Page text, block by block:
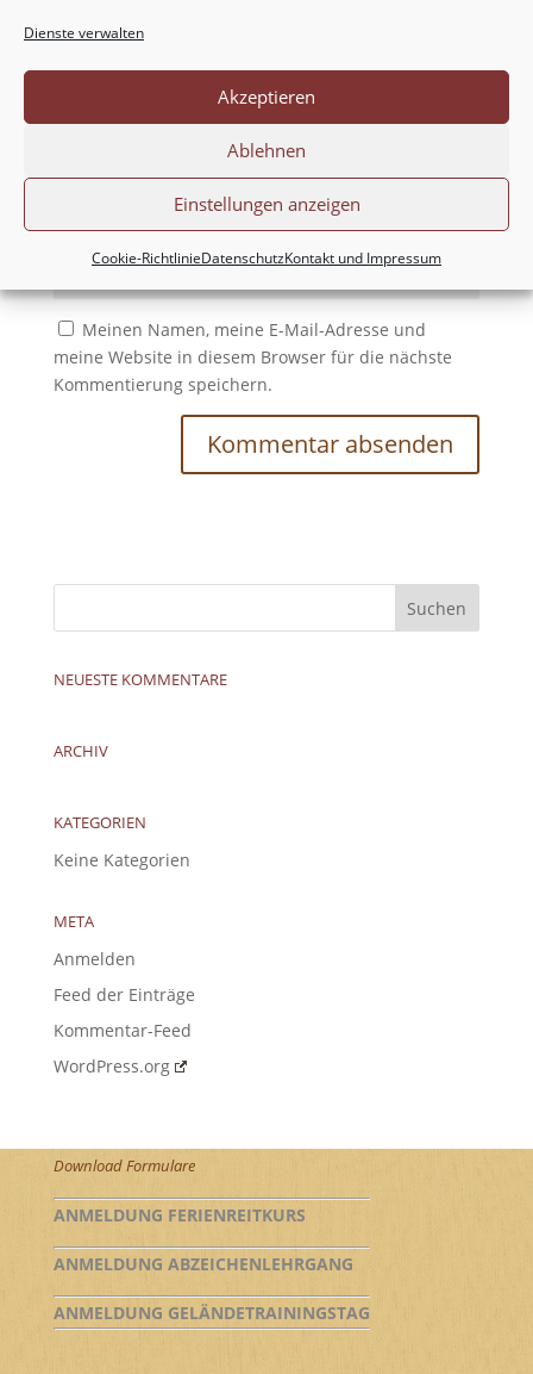
Dienste verwalten
Akzeptieren
Ablehnen
Einstellungen anzeigen
Cookie-RichtlinieDatenschutzKontakt und Impressum
Meinen Namen, meine E-Mail-Adresse und
meine Website in diesem Browser für die nächste
Kommentierung speichern.
NEUESTE KOMMENTARE
ARCHIV
KATEGORIEN
Keine Kategorien
META
Anmelden
Feed der Einträge
Kommentar-Feed
WordPress.org
Download Formulare
ANMELDUNG FERIENREITKURS
ANMELDUNG ABZEICHENLEHRGANG
ANMELDUNG GELÄNDETRAININGSTAG